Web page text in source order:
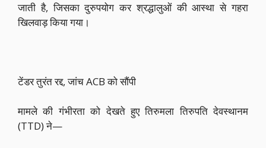
जाती है, जिसका दुरुपयोग कर श्रद्धालुओं की आस्था से गहरा
खिलवाड़ किया गया।
टेंडर तुरंत रद्द, जांच ACB को सौंपी
मामले की गंभीरता को देखते हुए तिरुमला तिरुपति देवस्थानम
(TTD) ने—